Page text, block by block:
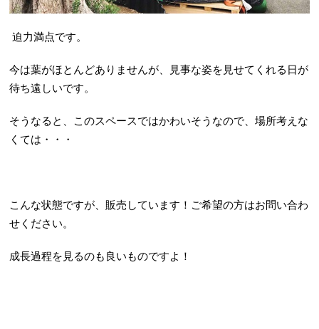
迫力満点です。
今は葉がほとんどありませんが、見事な姿を見せてくれる日が
待ち遠しいです。
そうなると、このスペースではかわいそうなので、場所考えな
くては・・・
こんな状態ですが、販売しています！ご希望の方はお問い合わ
せください。
成長過程を見るのも良いものですよ！